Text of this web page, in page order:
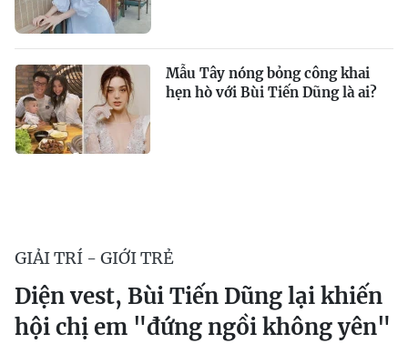
Mẫu Tây nóng bỏng công khai
hẹn hò với Bùi Tiến Dũng là ai?
GIẢI TRÍ - GIỚI TRẺ
Diện vest, Bùi Tiến Dũng lại khiến
hội chị em "đứng ngồi không yên"